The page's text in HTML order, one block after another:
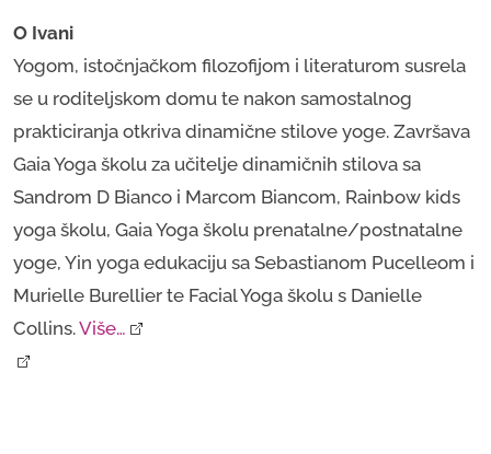
O Ivani
Yogom, istočnjačkom filozofijom i literaturom susrela
se u roditeljskom domu te nakon samostalnog
prakticiranja otkriva dinamične stilove yoge. Završava
Gaia Yoga školu za učitelje dinamičnih stilova sa
Sandrom D Bianco i Marcom Biancom, Rainbow kids
yoga školu, Gaia Yoga školu prenatalne/postnatalne
yoge, Yin yoga edukaciju sa Sebastianom Pucelleom i
Murielle Burellier te Facial Yoga školu s Danielle
Collins.Više…